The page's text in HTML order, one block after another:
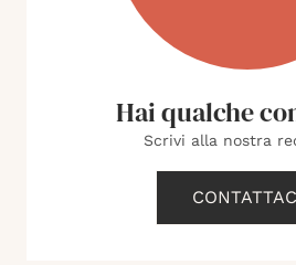
Hai qualche
Scrivi alla nostra